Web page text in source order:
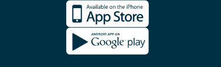
Francés
Inglés
Alemán